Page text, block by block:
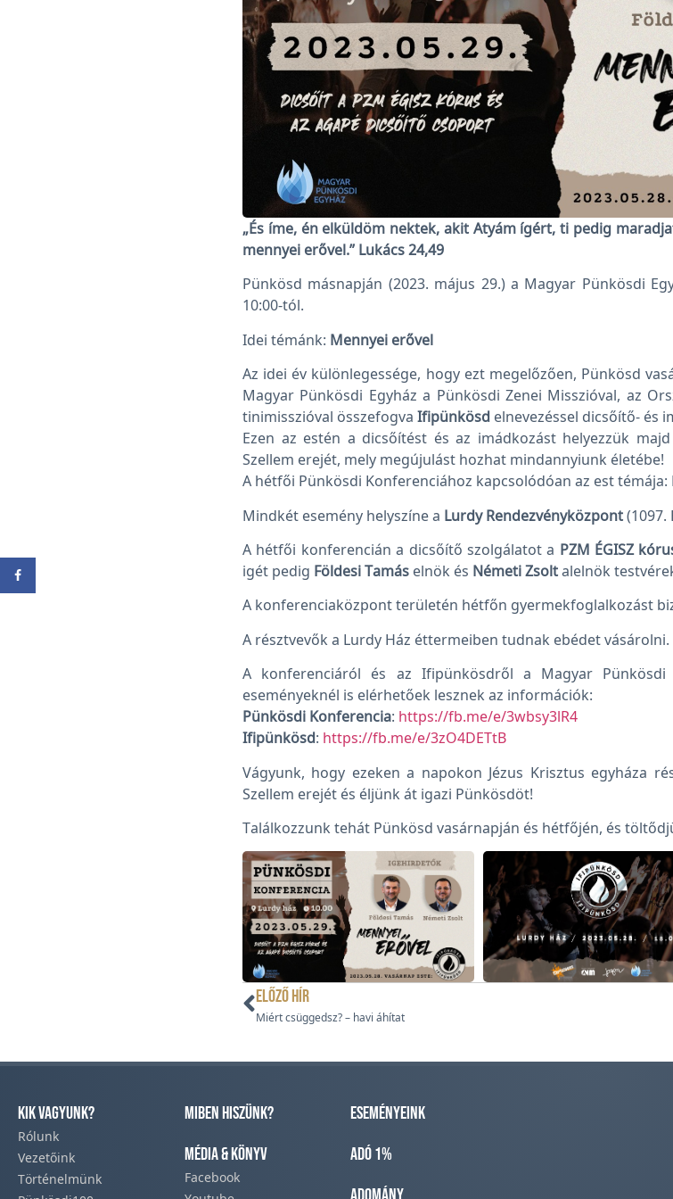
„És íme, én elküldöm nektek, akit Atyám ígért, ti pedig
mennyei erővel.” Lukács 24,49
Pünkösd másnapján (2023. május 29.) a Magyar Pünkösdi
10:00-tól.
Idei témánk: Mennyei erővel
Az idei év különlegessége, hogy ezt megelőzően, Pünkösd
Magyar Pünkösdi Egyház a Pünkösdi Zenei Misszióval, az
tinimisszióval összefogva Ifipünkösd elnevezéssel dicsőítő- és
Ezen az estén a dicsőítést és az imádkozást helyezzük
Szellem erejét, mely megújulást hozhat mindannyiunk életébe!
A hétfői Pünkösdi Konferenciához kapcsolódóan az est témája:
Mindkét esemény helyszíne a Lurdy Rendezvényközpont(1097.
A hétfői konferencián a dicsőítő szolgálatot a PZM ÉGISZ
igét pedig Földesi Tamás elnök és Németi Zsoltalelnök
A konferenciaközpont területén hétfőn gyermekfoglalkozást
A résztvevők a Lurdy Ház éttermeiben tudnak ebédet vásárolni.
A konferenciáról és az Ifipünkösdről a Magyar Pünkösdi
eseményeknél is elérhetőek lesznek az információk:
Pünkösdi Konferencia: https://fb.me/e/3wbsy3lR4
Ifipünkösd: https://fb.me/e/3zO4DETtB
Vágyunk, hogy ezeken a napokon Jézus Krisztus egyháza
Szellem erejét és éljünk át igazi Pünkösdöt!
Találkozzunk tehát Pünkösd vasárnapján és hétfőjén, és
ELŐZŐ HÍR
Miért csüggedsz? – havi áhítat
Kik vagyunk?
Rólunk
Vezetőink
Történelmünk​
Miben hiszünk?
Média & Könyv
Facebook​
Eseményeink
Adó 1%